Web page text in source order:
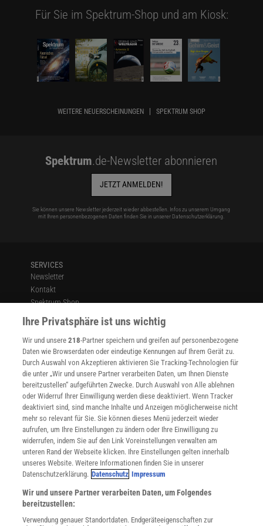
Für Sie im Spektrum-Shop und am Kiosk:
WEITERE NEUERSCHEINUNGEN SPEKTRUM SHOP
Spektrum.de-Newsletter abonnieren
JETZT ANMELDEN!
Sie können unsere Newsletter jederzeit wieder abbestellen. Infos zu unserem Umgang
mit Ihren personenbezogenen Daten finden Sie in unserer Datenschutzerklärung.
SERVICES
Newsletter
Kontakt
Spektrum Shop
Im Handel kaufen
Presse
Verträge kündigen
INFO
Mediadaten
Datenschutz
Nutzungsbedingungen
Cookie-Einstellungen
Utiq verwalten
Nutzungsbasierte Onlinewerbung
Alle Artikel
Impressum
Angebote für Schulen
Angebote für Institutionen
Sprachen lernen mit Gymglish
Ihre Privatsphäre ist uns wichtig
Wir und unsere218-Partner speichern und greifen auf personenbezogene
Daten wie Browserdaten oder eindeutige Kennungen auf Ihrem Gerät zu.
Durch Auswahl von Akzeptieren aktivieren Sie Tracking-Technologien für
die unter „Wir und unsere Partner verarbeiten Daten, um Ihnen Dienste
bereitzustellen“ aufgeführten Zwecke. Durch Auswahl von Alle ablehnen
oder Widerruf Ihrer Einwilligung werden diese deaktiviert. Wenn Tracker
deaktiviert sind, sind manche Inhalte und Anzeigen möglicherweise nicht
mehr so relevant für Sie. Sie können dieses Menü jederzeit wieder
aufrufen, um Ihre Einstellungen zu ändern oder Ihre Einwilligung zu
widerrufen, indem Sie auf den Link Voreinstellungen verwalten am
unteren Rand der Webseite klicken. Ihre Einstellungen gelten innerhalb
unseres Website. Weitere Informationen finden Sie in unserer
Datenschutzerklärung. Datenschutz Impressum
Wir und unsere Partner verarbeiten Daten, um Folgendes
bereitzustellen:
Verwendung genauer Standortdaten. Endgeräteeigenschaften zur